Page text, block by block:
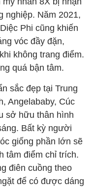
nghiệp. Năm 2021,
Phi cũng khiến
vóc đầy đặn,
không trang điểm.
quá bận tâm.
sắc đẹp tại Trung
Angelababy, Cúc
sở hữu thân hình
Bất kỳ người
giống phần lớn sẽ
tâm điểm chỉ trích.
điên cuồng theo
để có được dáng